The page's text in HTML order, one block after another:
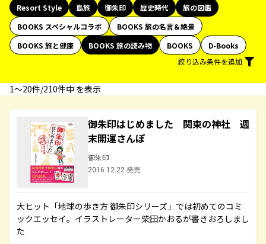
Resort Style
島旅 御朱印 歴史時代
旅の図鑑
BOOKS スペシャルコラボ
BOOKS 旅の名言＆絶景
BOOKS 旅と健康
BOOKS 旅の読み物 BOOKS
D-Books
絞り込み条件を追加
1〜20件/210件中 を表示
御朱印はじめました 関東の神社 週
末開運さんぽ
御朱印
2016.12.22 発売
大ヒット「地球の歩き方 御朱印シリーズ」では初めてのコミ
ックエッセイ。イラストレーター柴田かおるが書きおろしまし
た